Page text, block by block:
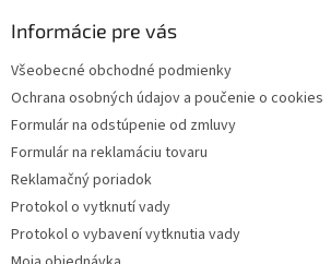
Informácie pre vás
Všeobecné obchodné podmienky
Ochrana osobných údajov a poučenie o cookies
Formulár na odstúpenie od zmluvy
Formulár na reklamáciu tovaru
Reklamačný poriadok
Protokol o vytknutí vady
Protokol o vybavení vytknutia vady